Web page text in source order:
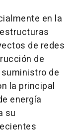
en la
de redes
de
de
la principal
energía
su